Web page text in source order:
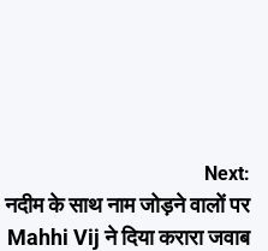
Next:
नदीम के साथ नाम जोड़ने वालों पर
Mahhi Vij ने दिया करारा जवाब